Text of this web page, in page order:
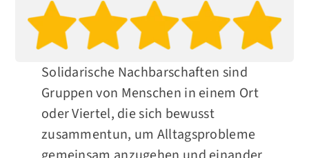
Solidarische Nachbarschaften sind
Gruppen von Menschen in einem Ort
oder Viertel, die sich bewusst
zusammentun, um Alltagsprobleme